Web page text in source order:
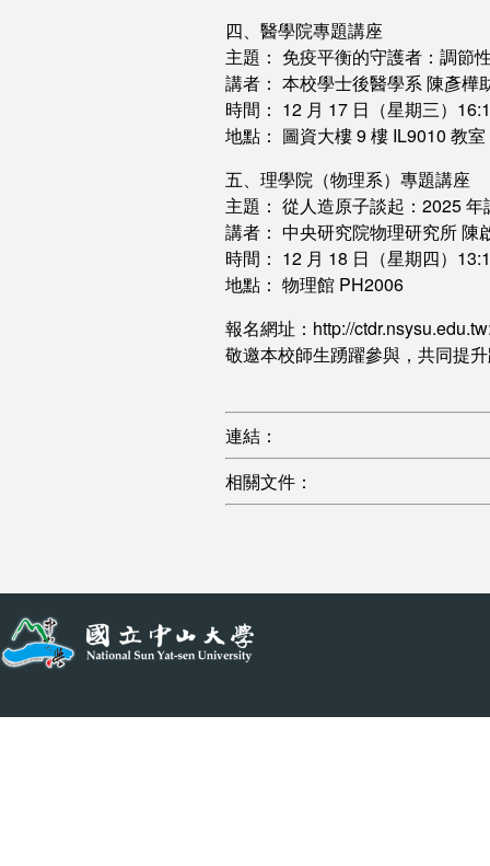
四、醫學院專題講座
主題： 免疫平衡的守護者：調節
講者： 本校學士後醫學系 陳彥樺
時間： 12 月 17 日（星期三）
地點： 圖資大樓 9 樓 IL9010 教室
五、理學院（物理系）專題講座
主題： 從人造原子談起：2025
講者： 中央研究院物理研究所 陳
時間： 12 月 18 日（星期四）
地點： 物理館 PH2006
報名網址：http://
敬邀本校師生踴躍參與，共同提
連結：
相關文件：